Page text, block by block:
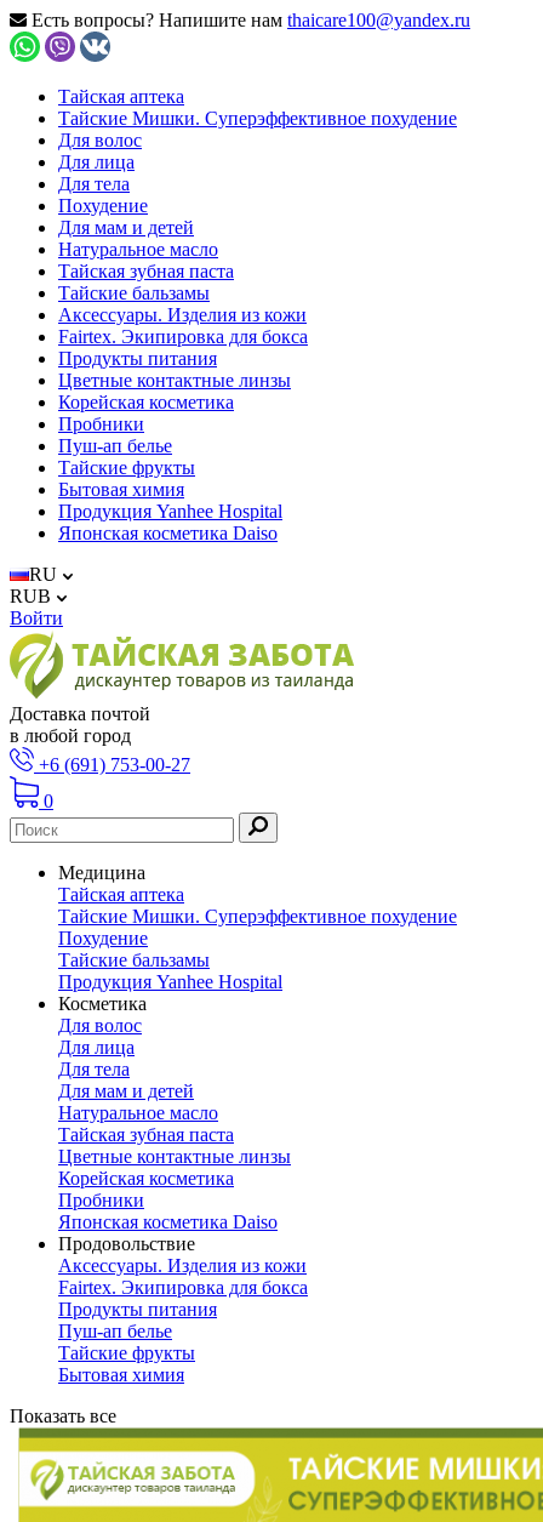
Есть вопросы? Напишите нам thaicare100@yandex.ru
Тайская аптека
Тайские Мишки. Суперэффективное похудение
Для волос
Для лица
Для тела
Похудение
Для мам и детей
Натуральное масло
Тайская зубная паста
Тайские бальзамы
Аксессуары. Изделия из кожи
Fairtex. Экипировка для бокса
Продукты питания
Цветные контактные линзы
Корейская косметика
Пробники
Пуш-ап белье
Тайские фрукты
Бытовая химия
Продукция Yanhee Hospital
Японская косметика Daiso
RU
RUB
Войти
Доставка почтой
в любой город
+6 (691) 753-00-27
0
Медицина
Тайская аптека
Тайские Мишки. Суперэффективное похудение
Похудение
Тайские бальзамы
Продукция Yanhee Hospital
Косметика
Для волос
Для лица
Для тела
Для мам и детей
Натуральное масло
Тайская зубная паста
Цветные контактные линзы
Корейская косметика
Пробники
Японская косметика Daiso
Продовольствие
Аксессуары. Изделия из кожи
Fairtex. Экипировка для бокса
Продукты питания
Пуш-ап белье
Тайские фрукты
Бытовая химия
Показать все